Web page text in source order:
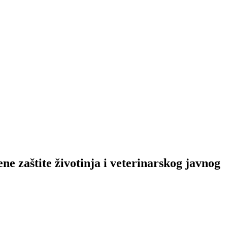
zaštite životinja i veterinarskog javnog